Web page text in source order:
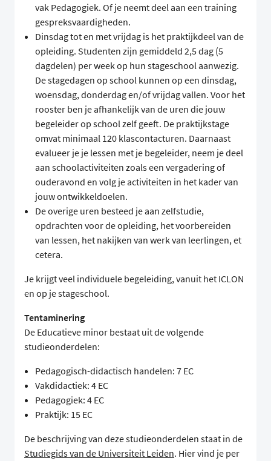
vak Pedagogiek. Of je neemt deel aan een training
gespreksvaardigheden.
Dinsdag tot en met vrijdag is het praktijkdeel van de
opleiding. Studenten zijn gemiddeld 2,5 dag (5
dagdelen) per week op hun stageschool aanwezig.
De stagedagen op school kunnen op een dinsdag,
woensdag, donderdag en/of vrijdag vallen. Voor het
rooster ben je afhankelijk van de uren die jouw
begeleider op school zelf geeft. De praktijkstage
omvat minimaal 120 klascontacturen. Daarnaast
evalueer je je lessen met je begeleider, neem je deel
aan schoolactiviteiten zoals een vergadering of
ouderavond en volg je activiteiten in het kader van
jouw ontwikkeldoelen.
De overige uren besteed je aan zelfstudie,
opdrachten voor de opleiding, het voorbereiden
van lessen, het nakijken van werk van leerlingen, et
cetera.
Je krijgt veel individuele begeleiding, vanuit het ICLON
en op je stageschool.
Tentaminering
De Educatieve minor bestaat uit de volgende
studieonderdelen:
Pedagogisch-didactisch handelen: 7 EC
Vakdidactiek: 4 EC
Pedagogiek: 4 EC
Praktijk: 15 EC
De beschrijving van deze studieonderdelen staat in de
Studiegids van de Universiteit Leiden. Hier vind je per